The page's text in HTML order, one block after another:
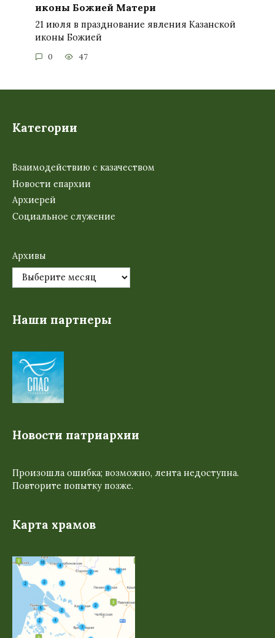
иконы Божией Матери
21 июля в празднование явления Казанской
иконы Божией
0 47
Категории
Взаимодействию с казачеством
Новости епархии
Архиерей
Социальное служение
Архивы
Наши партнеры
Новости патриархии
Произошла ошибка; возможно, лента недоступна.
Повторите попытку позже.
Карта храмов